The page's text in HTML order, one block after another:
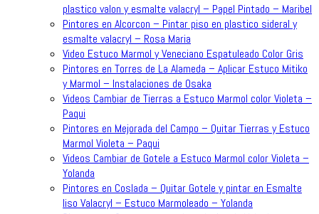
plastico valon y esmalte valacryl – Papel Pintado – Maribel
Pintores en Alcorcon – Pintar piso en plastico sideral y
esmalte valacryl – Rosa Maria
Video Estuco Marmol y Veneciano Espatuleado Color Gris
Pintores en Torres de La Alameda – Aplicar Estuco Mitiko
y Marmol – Instalaciones de Osaka
Videos Cambiar de Tierras a Estuco Marmol color Violeta –
Paqui
Pintores en Mejorada del Campo – Quitar Tierras y Estuco
Marmol Violeta – Paqui
Videos Cambiar de Gotele a Estuco Marmol color Violeta –
Yolanda
Pintores en Coslada – Quitar Gotele y pintar en Esmalte
liso Valacryl – Estuco Marmoleado – Yolanda